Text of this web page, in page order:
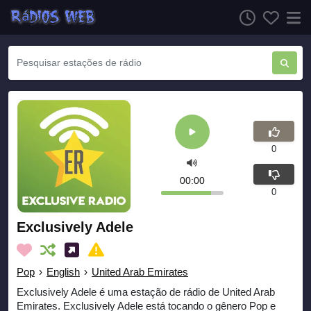
Exclusively Adele
Pop › English › United Arab Emirates
Exclusively Adele é uma estação de rádio de United Arab
Emirates. Exclusively Adele está tocando o gênero Pop e
00:00
0
0